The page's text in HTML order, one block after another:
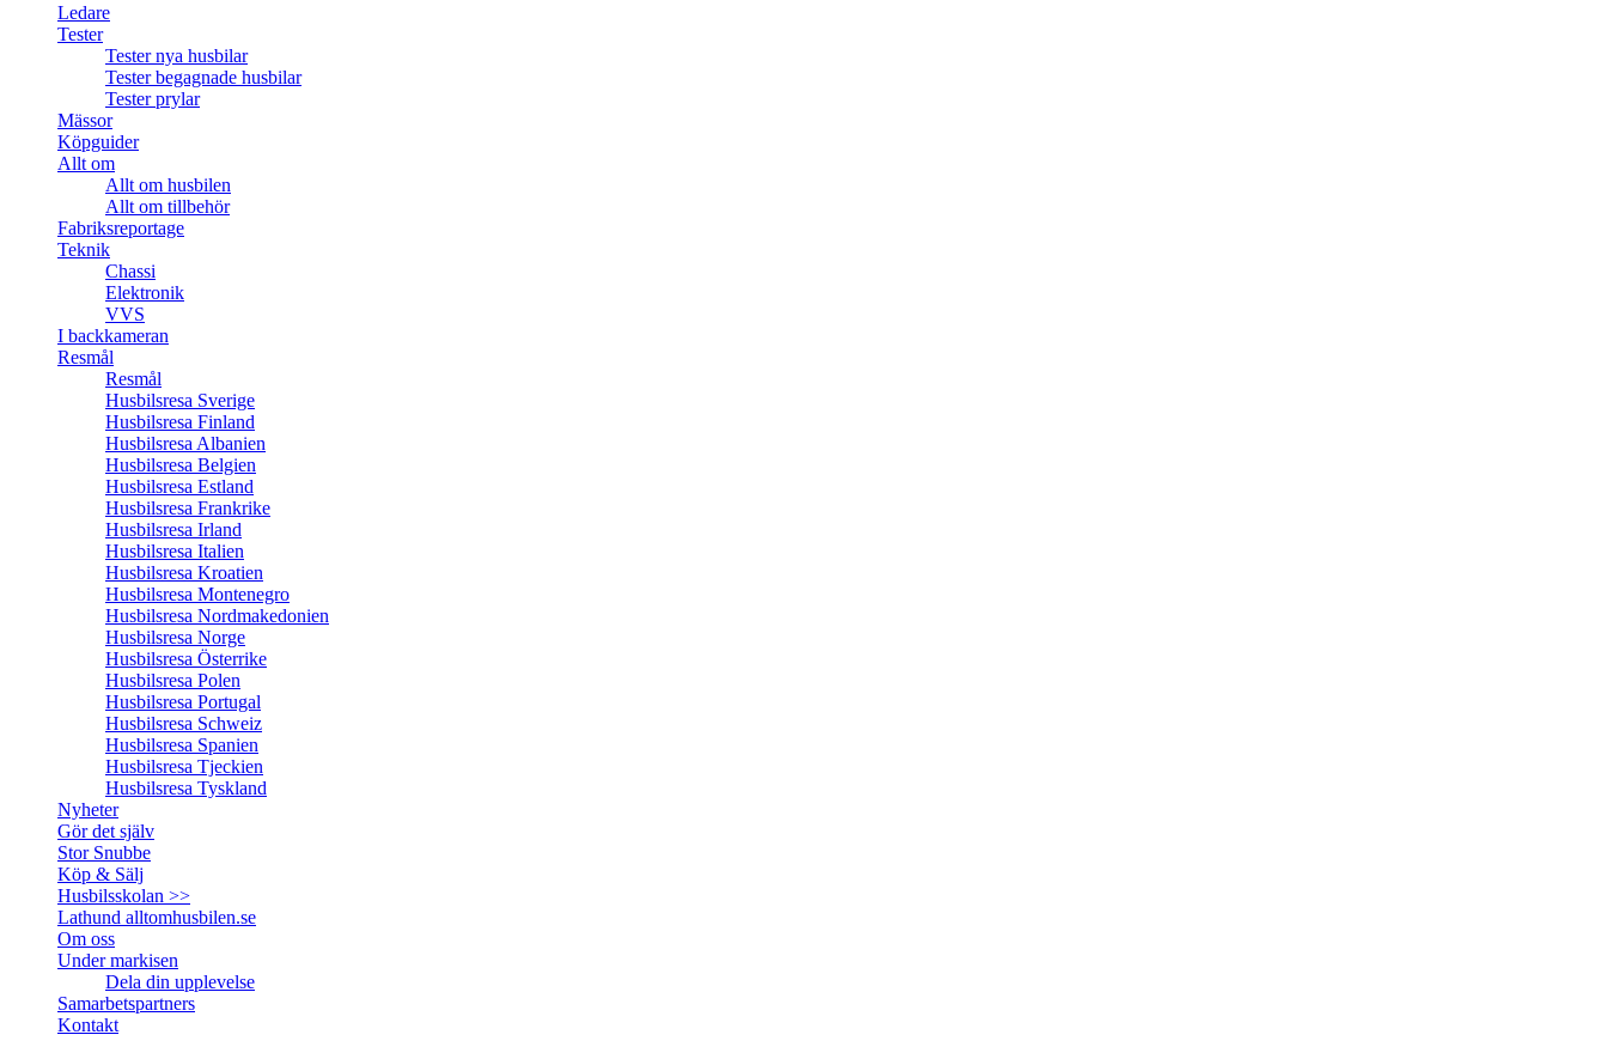
Ledare
Tester
Tester nya husbilar
Tester begagnade husbilar
Tester prylar
Mässor
Köpguider
Allt om
Allt om husbilen
Allt om tillbehör
Fabriksreportage
Teknik
Chassi
Elektronik
VVS
I backkameran
Resmål
Resmål
Husbilsresa Sverige
Husbilsresa Finland
Husbilsresa Albanien
Husbilsresa Belgien
Husbilsresa Estland
Husbilsresa Frankrike
Husbilsresa Irland
Husbilsresa Italien
Husbilsresa Kroatien
Husbilsresa Montenegro
Husbilsresa Nordmakedonien
Husbilsresa Norge
Husbilsresa Österrike
Husbilsresa Polen
Husbilsresa Portugal
Husbilsresa Schweiz
Husbilsresa Spanien
Husbilsresa Tjeckien
Husbilsresa Tyskland
Nyheter
Gör det själv
Stor Snubbe
Köp & Sälj
Husbilsskolan >>
Lathund alltomhusbilen.se
Om oss
Under markisen
Dela din upplevelse
Samarbetspartners
Kontakt